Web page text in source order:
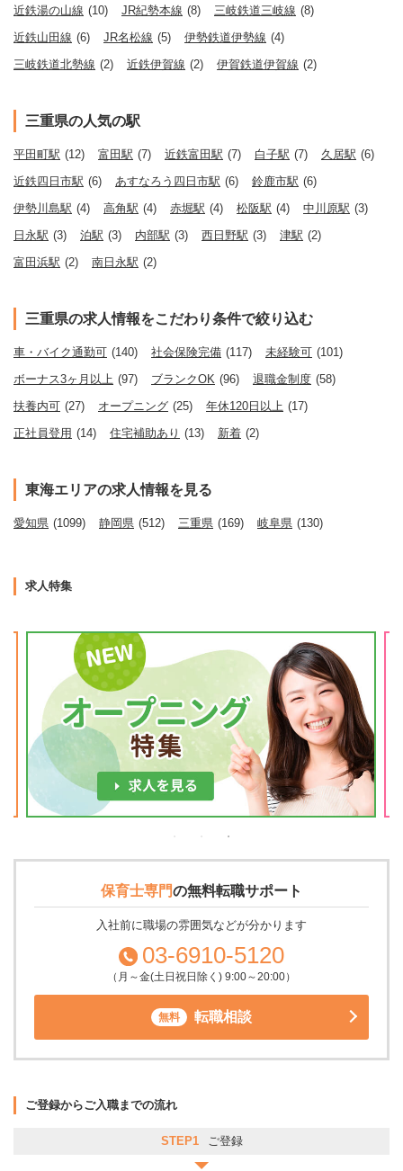
近鉄湯の山線 (10) JR紀勢本線 (8) 三岐鉄道三岐線 (8)
近鉄山田線 (6) JR名松線 (5) 伊勢鉄道伊勢線 (4)
三岐鉄道北勢線 (2) 近鉄伊賀線 (2) 伊賀鉄道伊賀線 (2)
三重県の人気の駅
平田町駅 (12) 富田駅 (7) 近鉄富田駅 (7) 白子駅 (7) 久居駅 (6)
近鉄四日市駅 (6) あすなろう四日市駅 (6) 鈴鹿市駅 (6)
伊勢川島駅 (4) 高角駅 (4) 赤堀駅 (4) 松阪駅 (4) 中川原駅 (3)
日永駅 (3) 泊駅 (3) 内部駅 (3) 西日野駅 (3) 津駅 (2)
富田浜駅 (2) 南日永駅 (2)
三重県の求人情報をこだわり条件で絞り込む
車・バイク通勤可 (140) 社会保険完備 (117) 未経験可 (101)
ボーナス3ヶ月以上 (97) ブランクOK (96) 退職金制度 (58)
扶養内可 (27) オープニング (25) 年休120日以上 (17)
正社員登用 (14) 住宅補助あり (13) 新着 (2)
東海エリアの求人情報を見る
愛知県 (1099) 静岡県 (512) 三重県 (169) 岐阜県 (130)
求人特集
保育士専門の無料転職サポート
入社前に職場の雰囲気などが分かります
03-6910-5120
（月～金(土日祝日除く) 9:00～20:00）
無料 転職相談
ご登録からご入職までの流れ
STEP1 ご登録